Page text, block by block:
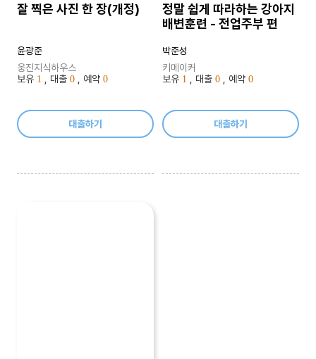
잘 찍은 사진 한 장(개정)
윤광준
웅진지식하우스
보유 1 , 대출 0 , 예약 0
대출하기
정말 쉽게 따라하는 강아지
배변훈련 - 전업주부 편
박준성
키메이커
보유 1 , 대출 0 , 예약 0
대출하기